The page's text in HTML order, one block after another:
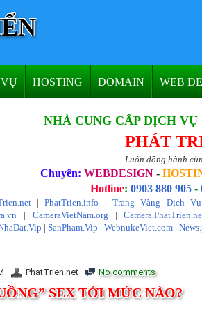
HOSTING DOMAIN WEB
NHÀ CUNG CẤP DỊCH
PHÁT
Luôn đồng hành
Chuyên: WEBDESIGN -
Hotline:0903 880 905 -
|PhatTrien.info |Trang Vàng Dịch Vụ
| CameraVietNam.org |
|SanPham.Vip |WebnukeViet.com |
PhatTrien.net No comments
SEX TỚI MỨC NÀO?